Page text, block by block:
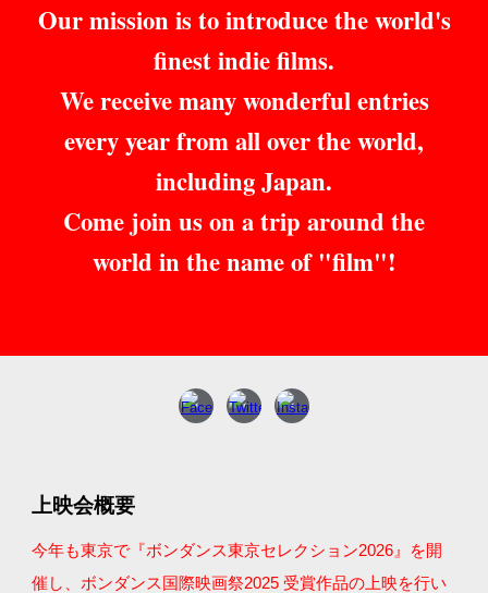
Our mission is to introduce the world's
finest indie films.
We receive many wonderful entries
every year from all over the world,
including Japan.
Come join us on a trip around the
world in the name of "film"!
上映会概要
今年も東京で『ボンダンス東京セレクション2026 』を開
催し、ボンダンス国際映画祭2025 受賞作品の上映を行い